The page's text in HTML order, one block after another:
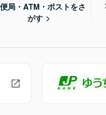
局・ATM・ポストをさ
がす